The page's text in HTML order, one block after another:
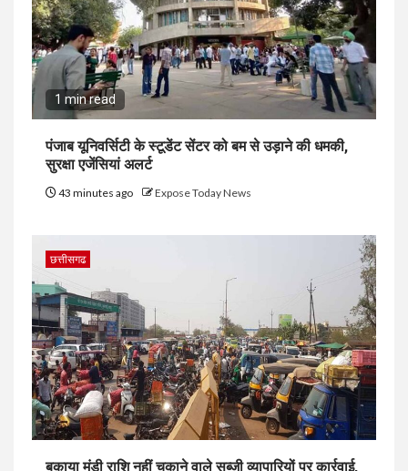
1 min read
पंजाब यूनिवर्सिटी के स्टूडेंट सेंटर को बम से उड़ाने की धमकी,
सुरक्षा एजेंसियां अलर्ट
43 minutes ago Expose Today News
छत्तीसगढ
बकाया मंडी राशि नहीं चुकाने वाले सब्जी व्यापारियों पर कार्रवाई,